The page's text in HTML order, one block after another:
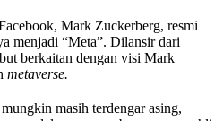
Mark Zuckerberg, resmi
menjadi “Meta”. Dilansir dari
berkaitan dengan visi Mark
metaverse.
masih terdengar asing,